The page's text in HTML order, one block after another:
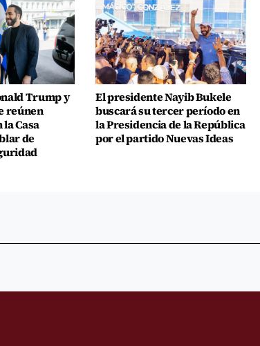
Trump y
reúnen
Casa
de
El presidente Nayib Bukele
buscará su tercer período en
la Presidencia de la República
por el partido Nuevas Ideas